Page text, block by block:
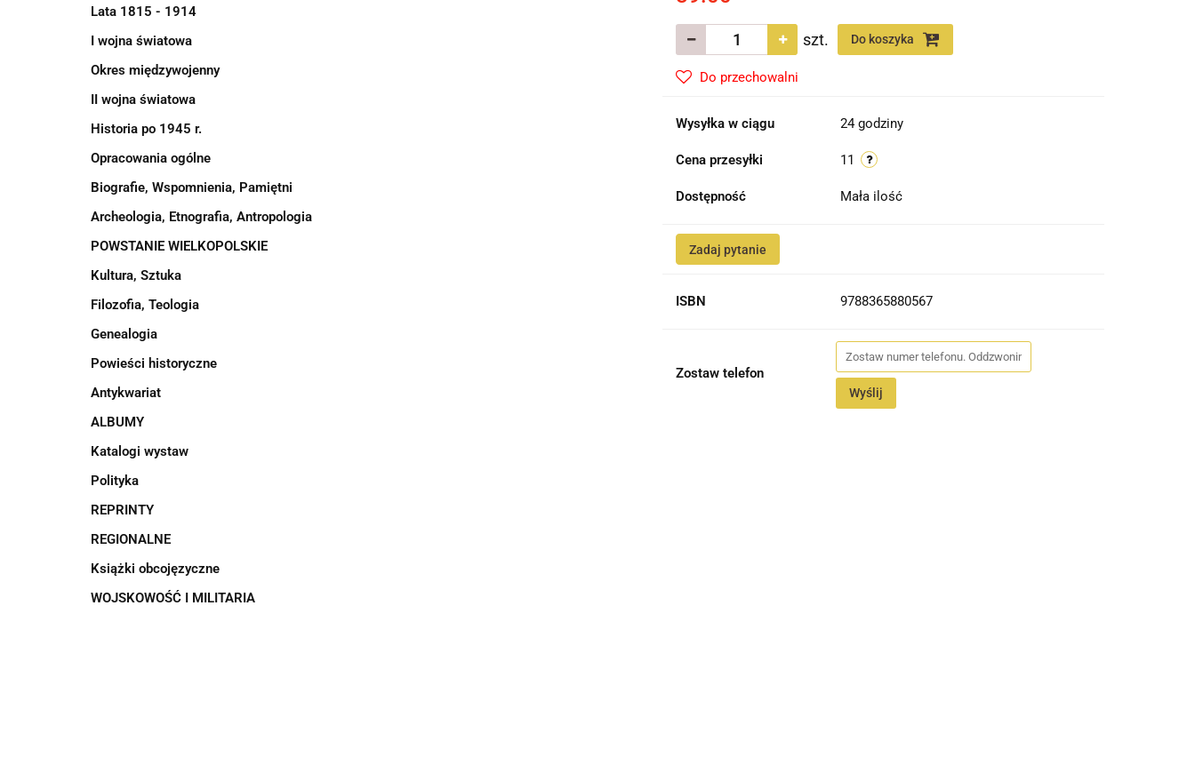
Lata 1815 - 1914
I wojna światowa
Okres międzywojenny
II wojna światowa
Historia po 1945 r.
Opracowania ogólne
Biografie, Wspomnienia, Pamiętni
Archeologia, Etnografia, Antropologia
POWSTANIE WIELKOPOLSKIE
Kultura, Sztuka
Filozofia, Teologia
Genealogia
Powieści historyczne
Antykwariat
ALBUMY
Katalogi wystaw
Polityka
REPRINTY
REGIONALNE
Książki obcojęzyczne
WOJSKOWOŚĆ I MILITARIA
szt. Do koszyka
Do przechowalni
Wysyłka w ciągu 24 godziny
Cena przesyłki 11
Dostępność Mała ilość
Zadaj pytanie
ISBN 9788365880567
Zostaw telefon
Wyślij